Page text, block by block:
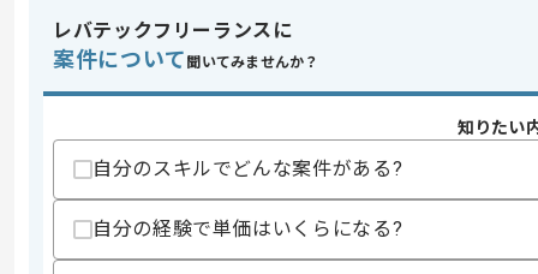
・SAP要件定義、基本設計作業の経験
その他募集要項
レバテックフリーランスに
案件について 聞いてみませんか？
知りたい
自分のスキルでどんな案件がある?
自分の経験で単価はいくらになる?